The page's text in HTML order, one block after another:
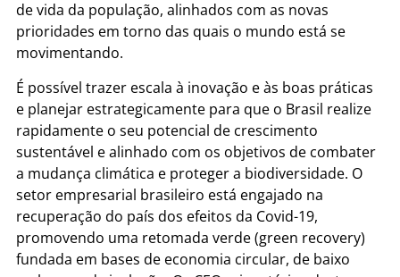
de vida da população, alinhados com as novas
prioridades em torno das quais o mundo está se
movimentando.
É possível trazer escala à inovação e às boas práticas
e planejar estrategicamente para que o Brasil realize
rapidamente o seu potencial de crescimento
sustentável e alinhado com os objetivos de combater
a mudança climática e proteger a biodiversidade. O
setor empresarial brasileiro está engajado na
recuperação do país dos efeitos da Covid-19,
promovendo uma retomada verde (green recovery)
fundada em bases de economia circular, de baixo